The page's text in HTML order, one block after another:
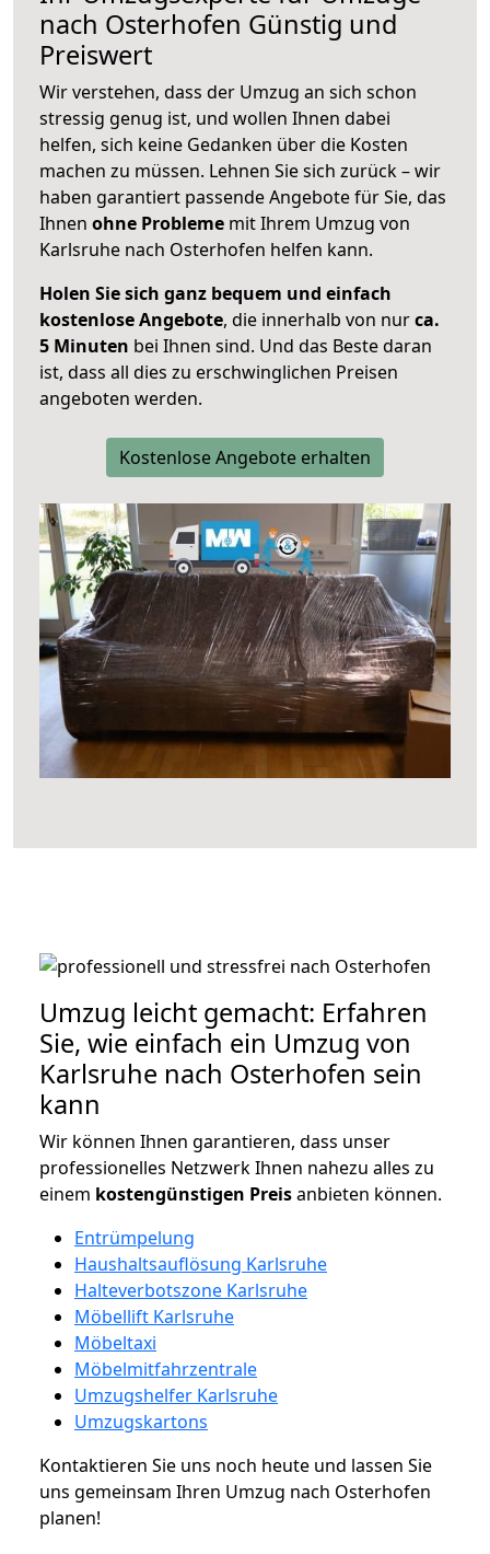
nach Osterhofen Günstig und
Preiswert
Wir verstehen, dass der Umzug an sich schon
stressig genug ist, und wollen Ihnen dabei
helfen, sich keine Gedanken über die Kosten
machen zu müssen. Lehnen Sie sich zurück – wir
haben garantiert passende Angebote für Sie, das
Ihnen ohne Probleme mit Ihrem Umzug von
Karlsruhe nach Osterhofen helfen kann.
Holen Sie sich ganz bequem und einfach
kostenlose Angebote, die innerhalb von nurca.
5 Minuten bei Ihnen sind. Und das Beste daran
ist, dass all dies zu erschwinglichen Preisen
angeboten werden.
Kostenlose Angebote erhalten
Umzug leicht gemacht: Erfahren
Sie, wie einfach ein Umzug von
Karlsruhe nach Osterhofen sein
kann
Wir können Ihnen garantieren, dass unser
professionelles Netzwerk Ihnen nahezu alles zu
einem kostengünstigen Preisanbieten können.
Entrümpelung
Haushaltsauflösung Karlsruhe
Halteverbotszone Karlsruhe
Möbellift Karlsruhe
Möbeltaxi
Möbelmitfahrzentrale
Umzugshelfer Karlsruhe
Umzugskartons
Kontaktieren Sie uns noch heute und lassen Sie
uns gemeinsam Ihren Umzug nach Osterhofen
planen!